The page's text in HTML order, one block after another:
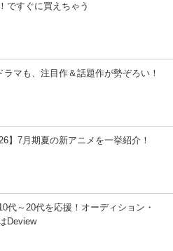
ですぐに買えちゃう
ラマも、注目作＆話題作が勢ぞろい！
】7月期夏の新アニメを一挙紹介！
代～20代を応援！オーディション・
Deview